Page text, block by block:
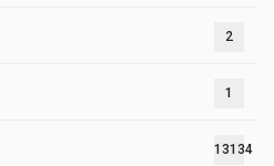
2
1
13134